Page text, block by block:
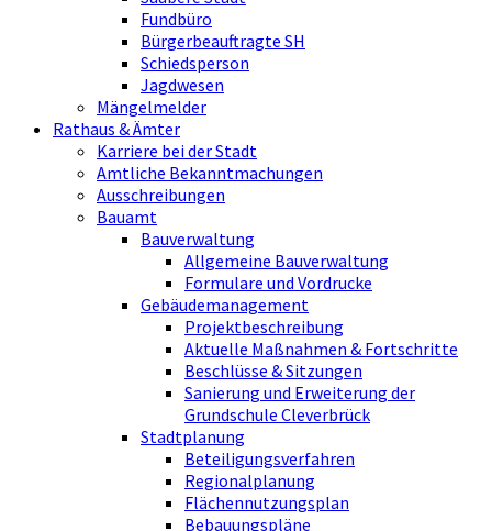
Fundbüro
Bürgerbeauftragte SH
Schiedsperson
Jagdwesen
Mängelmelder
Rathaus & Ämter
Karriere bei der Stadt
Amtliche Bekanntmachungen
Ausschreibungen
Bauamt
Bauverwaltung
Allgemeine Bauverwaltung
Formulare und Vordrucke
Gebäudemanagement
Projektbeschreibung
Aktuelle Maßnahmen & Fortschritte
Beschlüsse & Sitzungen
Sanierung und Erweiterung der
Grundschule Cleverbrück
Stadtplanung
Beteiligungsverfahren
Regionalplanung
Flächennutzungsplan
Bebauungspläne